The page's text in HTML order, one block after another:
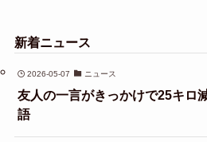
新着ニュース
2026-05-07 ニュース
友人の一言がきっかけで25キロ
語